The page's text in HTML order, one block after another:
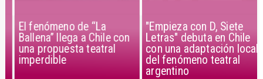
El fenómeno de “La
Ballena” llega a Chile con
una propuesta teatral
imperdible
"Empieza con D, Siete
Letras" debuta en Chile
con una adaptación local
del fenómeno teatral
argentino